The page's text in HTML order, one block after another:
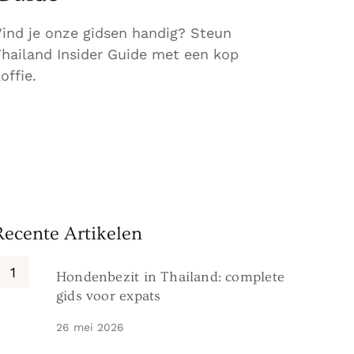
je onze gidsen handig? Steun
Insider Guide met een kop
Artikelen
Hondenbezit in Thailand: complete
gids voor expats
26 mei 2026